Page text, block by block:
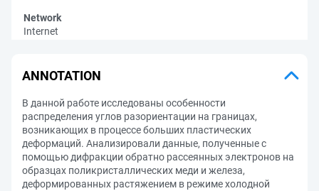
Network
Internet
ANNOTATION
В данной работе исследованы особенности
распределения углов разориентации на границах,
возникающих в процессе больших пластических
деформаций. Анализировали данные, полученные с
помощью дифракции обратно рассеянных электронов на
образцах поликристаллических меди и железа,
деформированных растяжением в режиме холодной